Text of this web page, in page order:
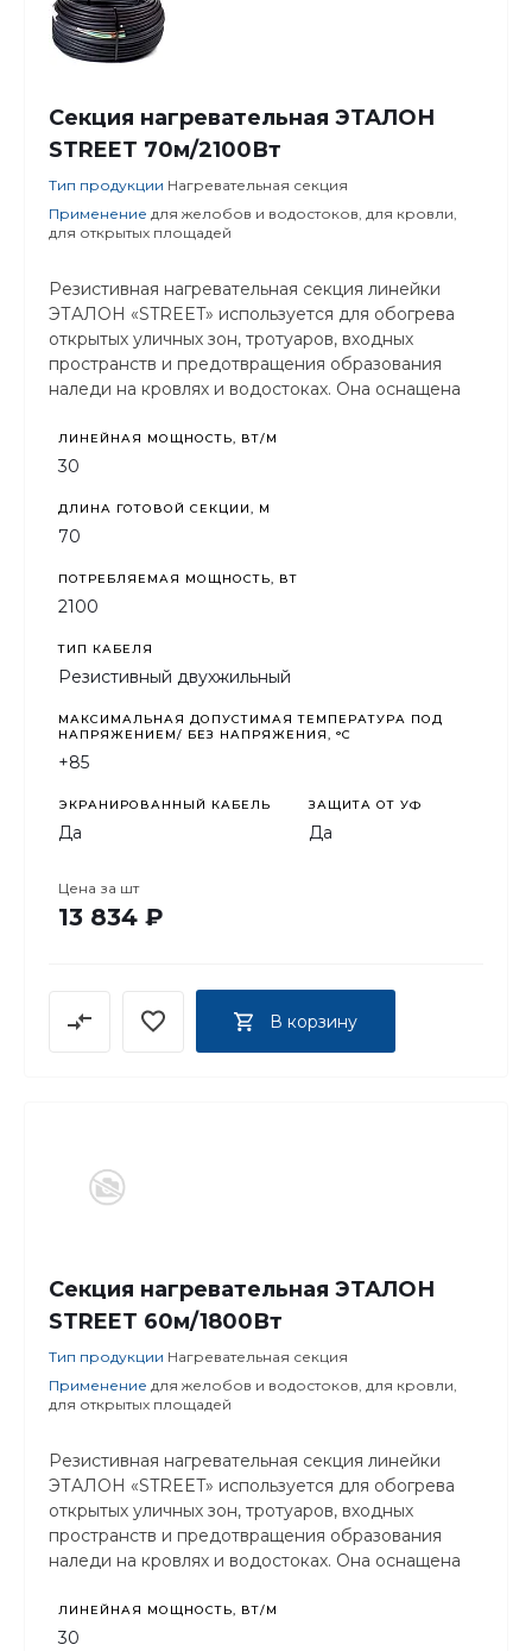
Секция нагревательная ЭТАЛОН
STREET 70м/2100Вт
Тип продукции Нагревательная секция
Применение для желобов и водостоков, для кровли,
для открытых площадей
Резистивная нагревательная секция линейки
ЭТАЛОН «STREET» используется для обогрева
открытых уличных зон, тротуаров, входных
пространств и предотвращения образования
наледи на кровлях и водостоках. Она оснащена
ЛИНЕЙНАЯ МОЩНОСТЬ, ВТ/М
30
ДЛИНА ГОТОВОЙ СЕКЦИИ, М
70
ПОТРЕБЛЯЕМАЯ МОЩНОСТЬ, ВТ
2100
ТИП КАБЕЛЯ
Резистивный двухжильный
МАКСИМАЛЬНАЯ ДОПУСТИМАЯ ТЕМПЕРАТУРА ПОД
НАПРЯЖЕНИЕМ/ БЕЗ НАПРЯЖЕНИЯ, °C
+85
ЭКРАНИРОВАННЫЙ КАБЕЛЬ
Да
ЗАЩИТА ОТ УФ
Да
Цена за шт
13 834 ₽
В корзину
Секция нагревательная ЭТАЛОН
STREET 60м/1800Вт
Тип продукции Нагревательная секция
Применение для желобов и водостоков, для кровли,
для открытых площадей
Резистивная нагревательная секция линейки
ЭТАЛОН «STREET» используется для обогрева
открытых уличных зон, тротуаров, входных
пространств и предотвращения образования
наледи на кровлях и водостоках. Она оснащена
ЛИНЕЙНАЯ МОЩНОСТЬ, ВТ/М
30